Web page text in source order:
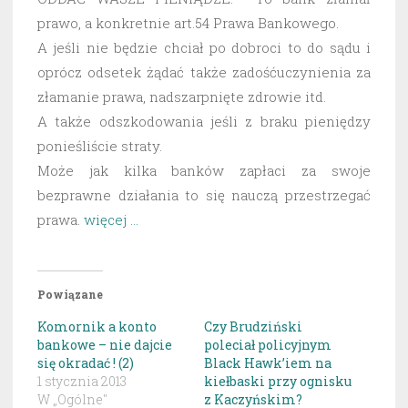
prawo, a konkretnie art.54 Prawa Bankowego.
A jeśli nie będzie chciał po dobroci to do sądu i
oprócz odsetek żądać także zadośćuczynienia za
złamanie prawa, nadszarpnięte zdrowie itd.
A także odszkodowania jeśli z braku pieniędzy
ponieśliście straty.
Może jak kilka banków zapłaci za swoje
bezprawne działania to się nauczą przestrzegać
prawa. więcej …
Powiązane
Komornik a konto
bankowe – nie dajcie
się okradać ! (2)
1 stycznia 2013
W „Ogólne"
Czy Brudziński
poleciał policyjnym
Black Hawk’iem na
kiełbaski przy ognisku
z Kaczyńskim?